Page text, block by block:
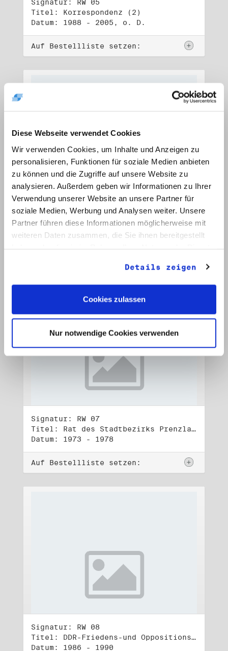
Diese Webseite verwendet Cookies
Wir verwenden Cookies, um Inhalte und Anzeigen zu
personalisieren, Funktionen für soziale Medien anbieten
zu können und die Zugriffe auf unsere Website zu
analysieren. Außerdem geben wir Informationen zu Ihrer
Verwendung unserer Website an unsere Partner für
soziale Medien, Werbung und Analysen weiter. Unsere
Partner führen diese Informationen möglicherweise mit
weiteren Daten zusammen, die Sie ihnen bereitgestellt
Details zeigen
Cookies zulassen
Nur notwendige Cookies verwenden
Signatur: RW 05
Titel: Korrespondenz (2)
Datum: 1988 - 2005, o. D.
Auf Bestellliste setzen:
Signatur: RW 06
Titel: Lebensdokumente
Datum: 1972 - 2001
Signatur: RW 07
Titel: Rat des Stadtbezirks Prenzlauer Berg in Berlin
Datum: 1973 - 1978
Auf Bestellliste setzen:
Signatur: RW 08
Titel: DDR-Friedens-und Oppositionsbewegung (1)
Datum: 1986 - 1990